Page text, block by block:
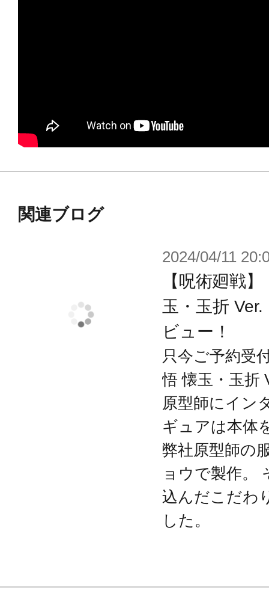
関連ブログ
2024/04/11
【呪術廻戦
玉・玉折
ビュー！
只今ご予約受
悟 懐玉・玉折
原型師にイン
ギュアは本体
弊社原型師の
ョウで製作。
込んだこだわ
した。